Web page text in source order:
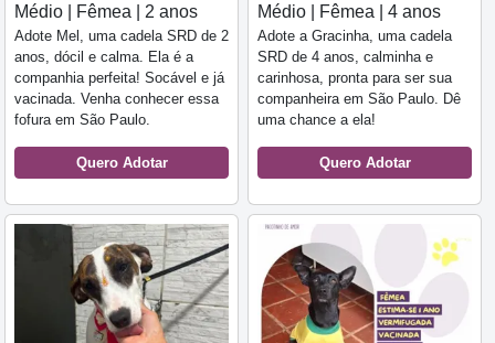
Médio | Fêmea | 2 anos
Adote Mel, uma cadela SRD de 2
anos, dócil e calma. Ela é a
companhia perfeita! Socável e já
vacinada. Venha conhecer essa
fofura em São Paulo.
Quero Adotar
Médio | Fêmea | 4 anos
Adote a Gracinha, uma cadela
SRD de 4 anos, calminha e
carinhosa, pronta para ser sua
companheira em São Paulo. Dê
uma chance a ela!
Quero Adotar